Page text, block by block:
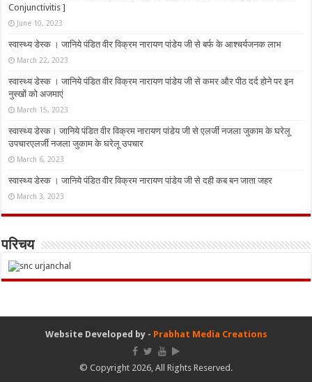
Conjunctivitis ]
June 10, 2023
स्वास्थ्य डेस्क । जानिये पंडित वीर विक्रम नारायण पांडेय जी से बर्फ के आश्चर्यजनक लाभ
March 22, 2023
स्वास्थ्य डेस्क । जानिये पंडित वीर विक्रम नारायण पांडेय जी से कमर और पीठ दर्द होने पर इन
नुस्‍खों को अजमाएं
March 15, 2023
स्वास्थ्य डेस्क। जानिये पंडित वीर विक्रम नारायण पांडेय जी से एलर्जी नजला जुकाम के घरेलू
उपचारएलर्जी नजला जुकाम के घरेलू उपचार
March 6, 2023
स्वास्थ्य डेस्क । जानिये पंडित वीर विक्रम नारायण पांडेय जी से दही कब बन जाता जहर
March 3, 2023
परिचय
Website Developed by - Prabhat Media Creations
© Copyright 2026, All Rights Reserved.